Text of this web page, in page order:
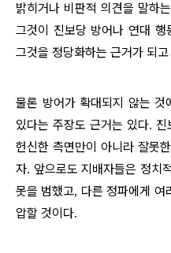
밝히거나 비판적 의견을 말하
그것이 진보당 방어나 연대
그것을 정당화하는 근거가 되
물론 방어가 확대되지 않는 것
있다는 주장도 근거는 있다. 진
헌신한 측면만이 아니라 잘못
자. 앞으로도 지배자들은 정치
못을 범했고, 다른 정파에게 여
압할 것이다.